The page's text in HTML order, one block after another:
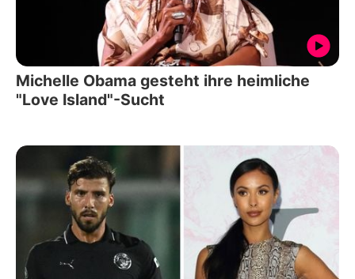
Michelle Obama gesteht ihre heimliche
"Love Island"-Sucht